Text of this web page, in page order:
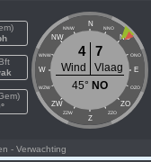
N
NNW NNO
NW NO
WNW ONO
W E
WZW OZO
ZW ZO
ZZW ZZO
Z
4 7
Wind
Vlaag
45° NO
- Verwachting